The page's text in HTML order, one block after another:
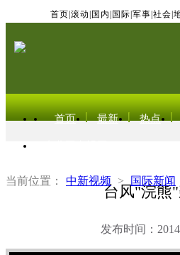
首页 滚动 国内 国际 军事 社会
首页 最新 热点
当前位置： 中新视频 > 国际新闻
台风"浣熊
发布时间：